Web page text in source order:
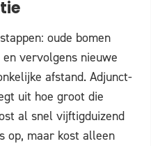
oude bomen
vervolgens nieuwe
afstand. Adjunct-
uit hoe groot die
al snel vijftigduizend
op, maar kost alleen